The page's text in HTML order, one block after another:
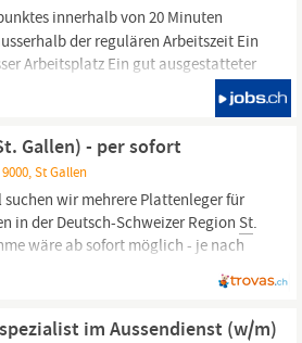
innerhalb von 20 Minuten
der regulären Arbeitszeit Ein
Arbeitsplatz Ein gut ausgestatteter
Abwechslungsreiche Tätigkeiten
Anstellungsbedingungen und gute
Gallen) - per sofort
St Gallen
suchen wir mehrere Plattenleger für
in der Deutsch-Schweizer Region St.
wäre ab sofort möglich - je nach
Arbeitgeber. Wir sind eine
in der Region Stuttgart
im Aussendienst (w/m)